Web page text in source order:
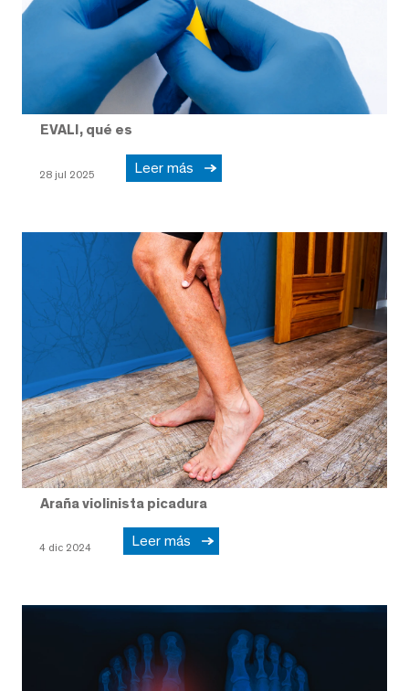
EVALI, qué es
28 jul 2025 Leer más
Araña violinista picadura
4 dic 2024 Leer más